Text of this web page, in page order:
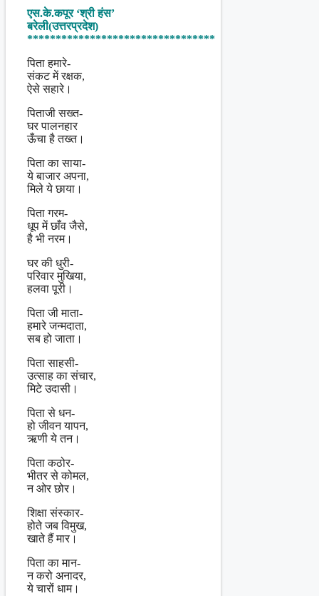
Share
एस.के.कपूर ‘श्री हंस’
बरेली(उत्तरप्रदेश)
*********************************
पिता हमारे-
संकट में रक्षक,
ऐसे सहारे।
पिताजी सख्त-
घर पालनहार
ऊँचा है तख्त।
पिता का साया-
ये बाजार अपना,
मिले ये छाया।
पिता गरम-
धूप में छाँव जैसे,
है भी नरम।
घर की धुरी-
परिवार मुखिया,
हलवा पूरी।
पिता जी माता-
हमारे जन्मदाता,
सब हो जाता।
पिता साहसी-
उत्साह का संचार,
मिटे उदासी।
पिता से धन-
हो जीवन यापन,
ऋणी ये तन।
पिता कठोर-
भीतर से कोमल,
न ओर छोर।
शिक्षा संस्कार-
होते जब विमुख,
खाते हैं मार।
पिता का मान-
न करो अनादर,
ये चारों धाम।